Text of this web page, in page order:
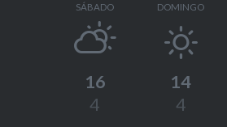
SÁBADO
16
4
DOMINGO
14
4